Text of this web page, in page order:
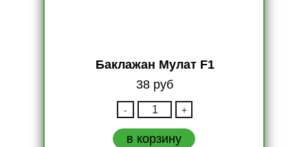
Баклажан Мулат F1
38 руб
Количество
Баклажан
Мулат
F1
- +
в корзину